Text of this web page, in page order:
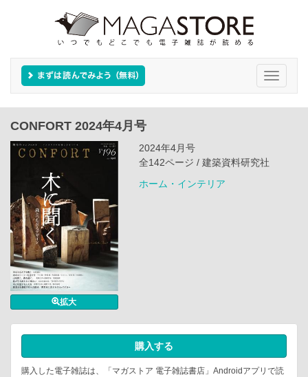
Toggle
CONFORT 2024年4月号
拡大
2024年4月号
全142ページ / 建築資料研究社
ホーム・インテリア
購入する
購入した電子雑誌は、「マガストア 電子雑誌書店」Androidアプリで読